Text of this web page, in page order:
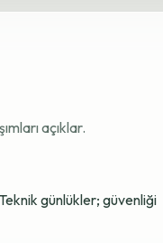
açıklar.
günlükler; güvenliği